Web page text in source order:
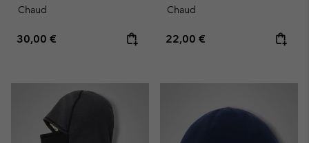
Chaud
Regular price:
30,00 €
Chaud
Regular price:
22,00 €